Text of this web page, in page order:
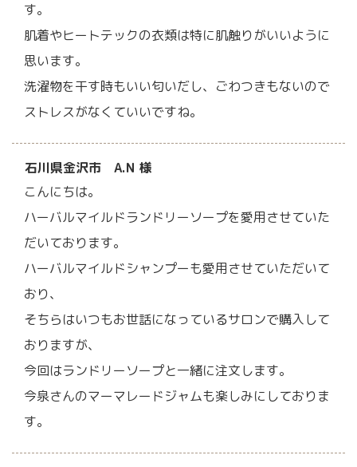
す。
肌着やヒートテックの衣類は特に肌触りがいいように
思います。
洗濯物を干す時もいい匂いだし、ごわつきもないので
ストレスがなくていいですね。
石川県金沢市 A.N 様
こんにちは。
ハーバルマイルドランドリーソープを愛用させていた
だいております。
ハーバルマイルドシャンプーも愛用させていただいて
おり、
そちらはいつもお世話になっているサロンで購入して
おりますが、
今回はランドリーソープと一緒に注文します。
今泉さんのマーマレードジャムも楽しみにしておりま
す。